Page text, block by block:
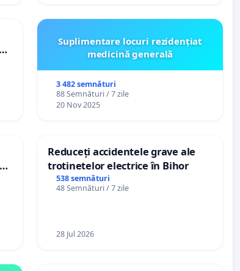
Suplimentare locuri rezidențiat
medicină generală
3 482 semnături
88 Semnături / 7 zile
20 Nov 2025
Reduceți accidentele grave ale
trotinetelor electrice în Bihor
538 semnături
48 Semnături / 7 zile
28 Jul 2026